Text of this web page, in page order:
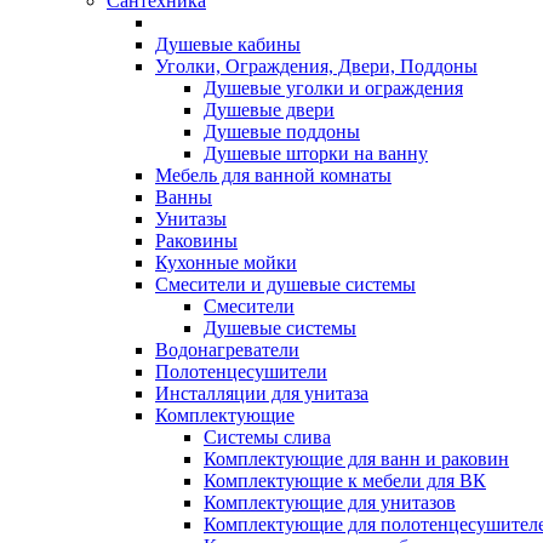
Душевые кабины
Уголки, Ограждения, Двери, Поддоны
Душевые уголки и ограждения
Душевые двери
Душевые поддоны
Душевые шторки на ванну
Мебель для ванной комнаты
Ванны
Унитазы
Раковины
Кухонные мойки
Смесители и душевые системы
Смесители
Душевые системы
Водонагреватели
Полотенцесушители
Инсталляции для унитаза
Комплектующие
Системы слива
Комплектующие для ванн и раковин
Комплектующие к мебели для ВК
Комплектующие для унитазов
Комплектующие для